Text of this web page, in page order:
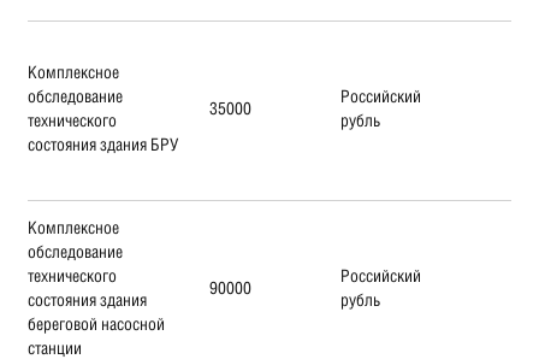
Комплексное
обследование
технического
состояния здания БРУ
35000
Российский
рубль
Комплексное
обследование
технического
состояния здания
береговой насосной
станции
90000
Российский
рубль